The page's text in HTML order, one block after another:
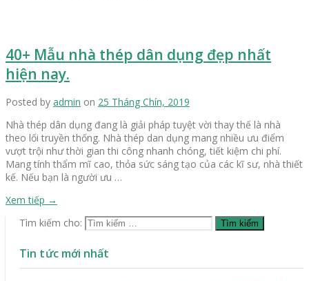
40+ Mẫu nhà thép dân dụng đẹp nhất
hiện nay.
Posted by admin on 25 Tháng Chín, 2019
Nhà thép dân dụng đang là giải pháp tuyệt vời thay thế là nhà
theo lối truyền thống. Nhà thép dan dụng mang nhiều ưu điểm
vượt trội như thời gian thi công nhanh chóng, tiết kiệm chi phí.
Mang tính thẩm mĩ cao, thỏa sức sáng tạo của các kĩ sư, nhà thiết
kế. Nếu bạn là người ưu …
Xem tiếp →
Tìm kiếm cho:
Tin tức mới nhất